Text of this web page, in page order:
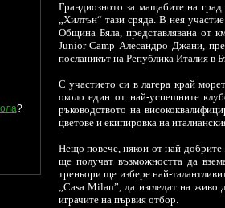
Грандиозното за мащабите на
„Хилтън“ тази сряда. В нея
Община Бяла, представлявана от
Junior Camp Алесандро Джани,
посланикът на Република Италия в
С участието си в лагера край
около един от най-успешните
ръководството на
цветове и екипировка на
Нещо повече, някои от най-
ще получат възможността да
треньори ще избере най-
„Casa Milan”, да изгледат на живо
играчите на първия отбор.
?